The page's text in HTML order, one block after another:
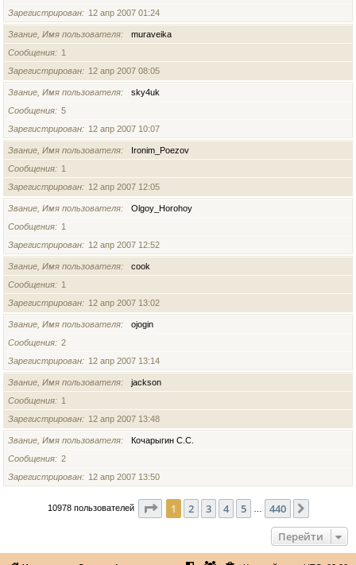
Зарегистрирован
12 апр 2007 01:24
Звание, Имя пользователя
muraveika
Сообщения
1
Зарегистрирован
12 апр 2007 08:05
Звание, Имя пользователя
sky4uk
Сообщения
5
Зарегистрирован
12 апр 2007 10:07
Звание, Имя пользователя
Ironim_Poezov
Сообщения
1
Зарегистрирован
12 апр 2007 12:05
Звание, Имя пользователя
Olgoy_Horohoy
Сообщения
1
Зарегистрирован
12 апр 2007 12:52
Звание, Имя пользователя
cook
Сообщения
1
Зарегистрирован
12 апр 2007 13:02
Звание, Имя пользователя
ojogin
Сообщения
2
Зарегистрирован
12 апр 2007 13:14
Звание, Имя пользователя
jackson
Сообщения
1
Зарегистрирован
12 апр 2007 13:48
Звание, Имя пользователя
Кочарыгин С.С.
Сообщения
2
Зарегистрирован
12 апр 2007 13:50
10978 пользователей Страница из 440
1 2 3 4 5 440
Перейти